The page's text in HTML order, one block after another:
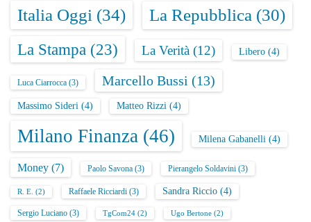
Italia Oggi (34) La Repubblica (30)
La Stampa (23) La Verità (12) Libero (4)
Luca Ciarrocca (3) Marcello Bussi (13)
Massimo Sideri (4) Matteo Rizzi (4)
Milano Finanza (46) Milena Gabanelli (4)
Money (7) Paolo Savona (3) Pierangelo Soldavini (3)
R. E. (2) Raffaele Ricciardi (3) Sandra Riccio (4)
Sergio Luciano (3) TgCom24 (2) Ugo Bertone (2)